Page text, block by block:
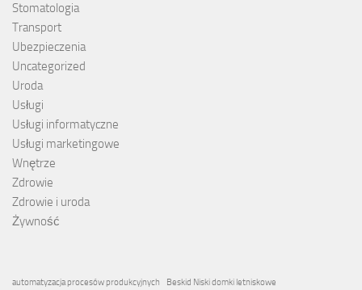
Stomatologia
Transport
Ubezpieczenia
Uncategorized
Uroda
Usługi
Usługi informatyczne
Usługi marketingowe
Wnętrze
Zdrowie
Zdrowie i uroda
Żywność
automatyzacja procesów produkcyjnych
Beskid Niski domki letniskowe